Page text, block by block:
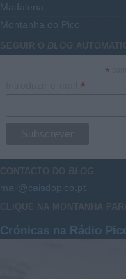
Madalena
Montanha do Pico
SEGUIR O BLOG
*
*
CONTACTO DO BLOG
mail@caisdopico.pt
CLIQUE NA MONTANHA
Crónicas na Rádio